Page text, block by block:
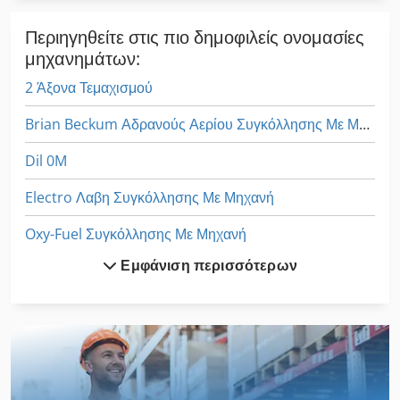
Περιηγηθείτε στις πιο δημοφιλείς ονομασίες
μηχανημάτων:
2 Άξονα Τεμαχισμού
Brian Beckum Αδρανούς Αερίου Συγκόλλησης Με Μηχανή
Dil 0M
Electro Λαβη Συγκόλλησης Με Μηχανή
Oxy-Fuel Συγκόλλησης Με Μηχανή
V E P Μηχανήματα Gmbh
Λαβη Συγκόλλησης Με Μηχανή
Μηχάνημα Καθαρισμού Και Απολύμανσης
Εμφάνιση περισσότερων